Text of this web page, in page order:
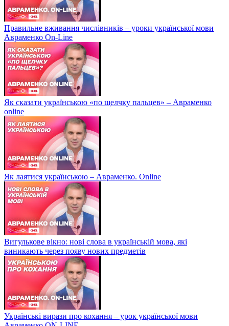
Правильне вживання числівників – уроки української мови
Авраменко On-Line
Як сказати українською «по щелчку пальцев» – Авраменко
online
Як лаятися українською – Авраменко. Online
Вигулькове вікно: нові слова в українській мова, які
виникають через появу нових предметів
Українські вирази про кохання – урок української мови